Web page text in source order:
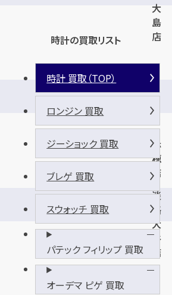
大
島
店
・
ム
ー
赤
穂
店
淡
路
大
谷
店
時計の買取リスト
時計 買取（TOP）
ロンジン 買取
ジーショック 買取
ブレゲ 買取
スウォッチ 買取
パテック フィリップ 買取
オーデマ ピゲ 買取